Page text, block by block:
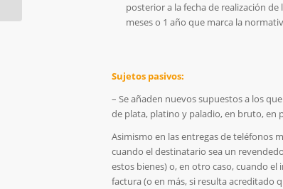
posterior a la fecha de realización
meses o 1 año que marca la
Sujetos pasivos:
– Se añaden nuevos supuestos a los
de plata, platino y paladio, en bruto, en
Asimismo en las entregas de teléfonos
cuando el destinatario sea un
estos bienes) o, en otro caso, cuando
factura (o en más, si resulta acreditado